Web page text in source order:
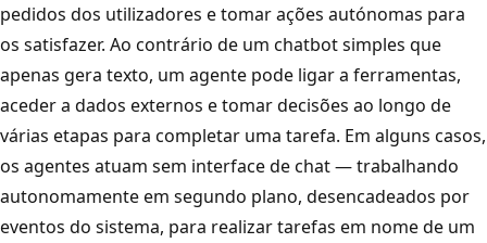
pedidos dos utilizadores e tomar ações autónomas para
os satisfazer. Ao contrário de um chatbot simples que
apenas gera texto, um agente pode ligar a ferramentas,
aceder a dados externos e tomar decisões ao longo de
várias etapas para completar uma tarefa. Em alguns casos,
os agentes atuam sem interface de chat — trabalhando
autonomamente em segundo plano, desencadeados por
eventos do sistema, para realizar tarefas em nome de um